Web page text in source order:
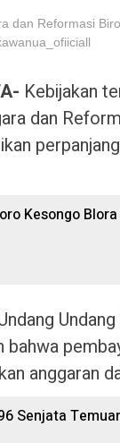
dan Reformasi
Kebijakan
dan
Kesongo
bahwa
anggaran
Senjata